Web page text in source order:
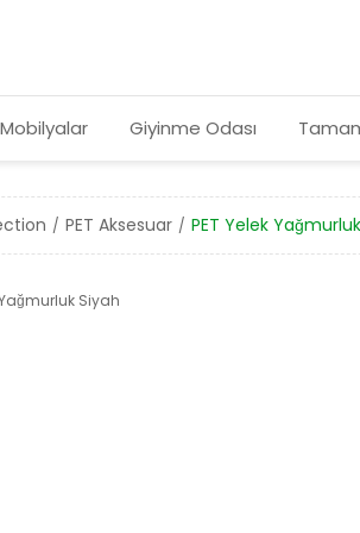
Mobilyalar Giyinme Odası
PET Aksesuar PET Yelek